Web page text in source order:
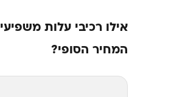
אילו רכיבי עלות
המחיר הסופי?